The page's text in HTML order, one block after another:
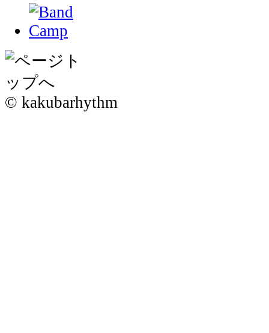
© kakubarhythm